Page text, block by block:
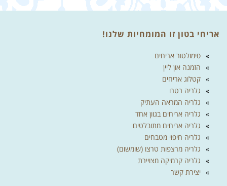
אריחי בטון זו המומחיות שלנו!
סימולטור אריחים
הזמנה און ליין
קטלוג אריחים
גלריה רטרו
גלריה המראה העתיק
גלריה אריחים בגוון אחד
גלריה אריחים מתובלטים
גלריה חיפוי מטבחים
גלריה מרצפות טרצו (שומשום)
גלריה קרמיקה מצויירת
יצירת קשר